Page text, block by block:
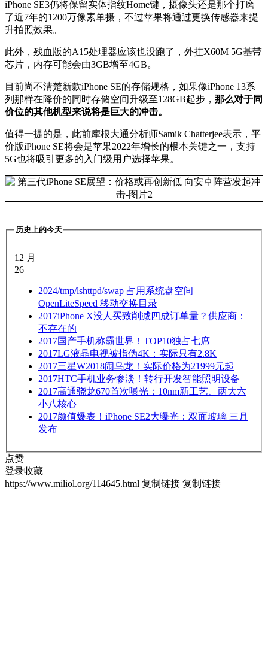
iPhone SE3仍将保留实体指纹Home键，摄像头还是那个打磨
了近7年的1200万像素单摄，不过苹果将通过更换传感器来提
升拍照效果。
此外，残血版的A15处理器应该也没跑了，外挂X60M 5G基带
芯片，内存可能会由3GB增至4GB。
目前尚不清楚新款iPhone SE的存储规格，如果像iPhone 13系
列那样在降价的同时存储空间升级至128GB起步， 那么对于同
价位的其他机型来说将是巨大的冲击。
值得一提的是，此前摩根大通分析师Samik Chatterjee表示，平
价版iPhone SE将会是苹果2022年增长的根本关键之一，支持
5G也将吸引更多的入门级用户选择苹果。
历史上的今天
12 月
26
2024/tmp/lshttpd/swap 占用系统盘空间
OpenLiteSpeed 移动交换目录
2017iPhone X没人买致削减四成订单量？供应商：
不存在的
2017国产手机称霸世界！TOP10独占七席
2017LG液晶电视被指伪4K：实际只有2.8K
2017三星W2018闹乌龙！实际价格为21999元起
2017HTC手机业务惨淡！转行开发智能照明设备
2017高通骁龙670首次曝光：10nm新工艺、两大六
小八核心
2017颜值爆表！iPhone SE2大曝光：双面玻璃 三月
发布
点赞
登录收藏
https://www.miliol.org/114645.html 复制链接 复制链接